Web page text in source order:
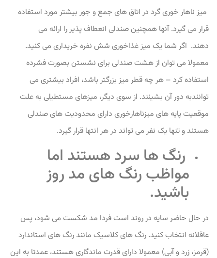
میز ناهار خوری گرد در اتاق های جمع و جور بیشتر مورد استفاده
قرار می گیرد. آنها همچنین صندلی انعطاف پذیر را ارائه می
دهند. اگر شما یک میز غذاخوری شش نفره خریداری می کنید.
معمولا می توان از هشت صندلی برای نشستن بصورت فشرده
استفاده کرد – هر چه قطر میز بزرگتر باشد، افراد بیشتری می
توانندبه دور آن بشینند. از سوی دیگر، میزهای مستطیلی به علت
موقعیت پایه های میزناهارخوری دارای محدودیت های صندلی
هستند و تنها یک نفر می تواند در هر انتها قرار گیرد.
رنگ ها سرد هستند اما
مواظب رنگ های مد روز
باشید.
در حال حاضر سایه در روند است فردا مد شکست می شود، پس
عاقلانه انتخاب کنید. رنگ های کلاسیک مانند رنگ های استاندارد
(قرمز، زرد و آبی) معمولا دارای قدرت ماندگاری هستند، عمدتا به این